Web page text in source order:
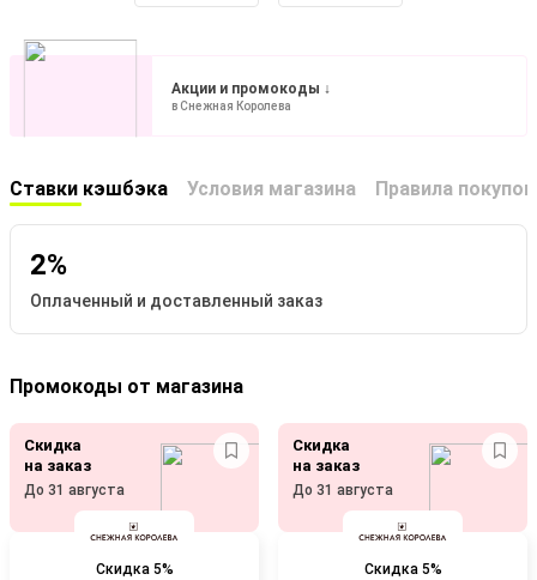
Акции и промокоды ↓
в Снежная Королева
Ставки кэшбэка Условия магазина Правила покупок
2%
Оплаченный и доставленный заказ
Промокоды от магазина
Скидка
на заказ
До 31 августа
Скидка ​5%
Скидка
на заказ
До 31 августа
Скидка ​5%